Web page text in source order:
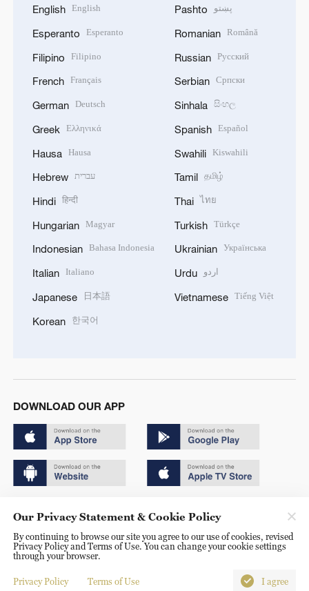
English English
Esperanto Esperanto
Filipino Filipino
French Français
German Deutsch
Greek Ελληνικά
Hausa Hausa
Hebrew עברית
Hindi हिन्दी
Hungarian Magyar
Indonesian Bahasa Indonesia
Italian Italiano
Japanese 日本語
Korean 한국어
Pashto پښتو
Romanian Română
Russian Русский
Serbian Српски
Sinhala සිංහල
Spanish Español
Swahili Kiswahili
Tamil தமிழ்
Thai ไทย
Turkish Türkçe
Ukrainian Українська
Urdu اردو
Vietnamese Tiếng Việt
DOWNLOAD OUR APP
京ICP备20000184号
京公网安备 11010502050052号
Disinformation report hotline: 010-85061466
Our Privacy Statement & Cookie Policy
By continuing to browse our site you agree to our use of cookies, revised
Privacy Policy and Terms of Use. You can change your cookie settings
through your browser.
Privacy Policy Terms of Use I agree